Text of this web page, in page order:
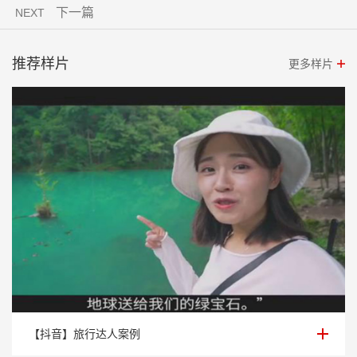
NEXT 下一篇
推荐样片 更多样片
【抖音】旅行达人案例
【抖音】旅行达人案例